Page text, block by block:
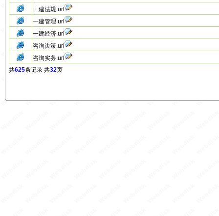
一建法规.url
一建管理.url
一建经济.url
咨询决策.url
咨询实务.url
共625条记录 共32页